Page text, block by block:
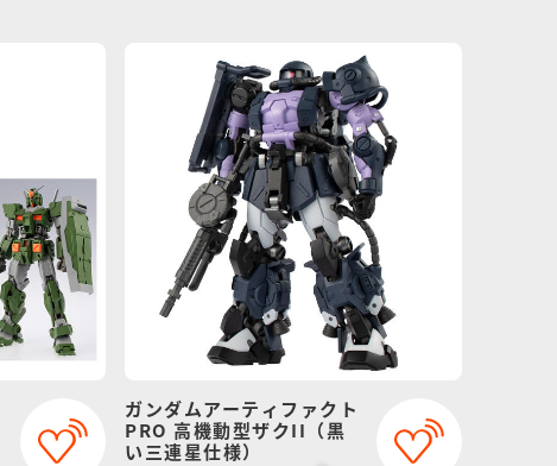
ガンダムアーティファクト
PRO 高機動型ザクII（黒
い三連星仕様）